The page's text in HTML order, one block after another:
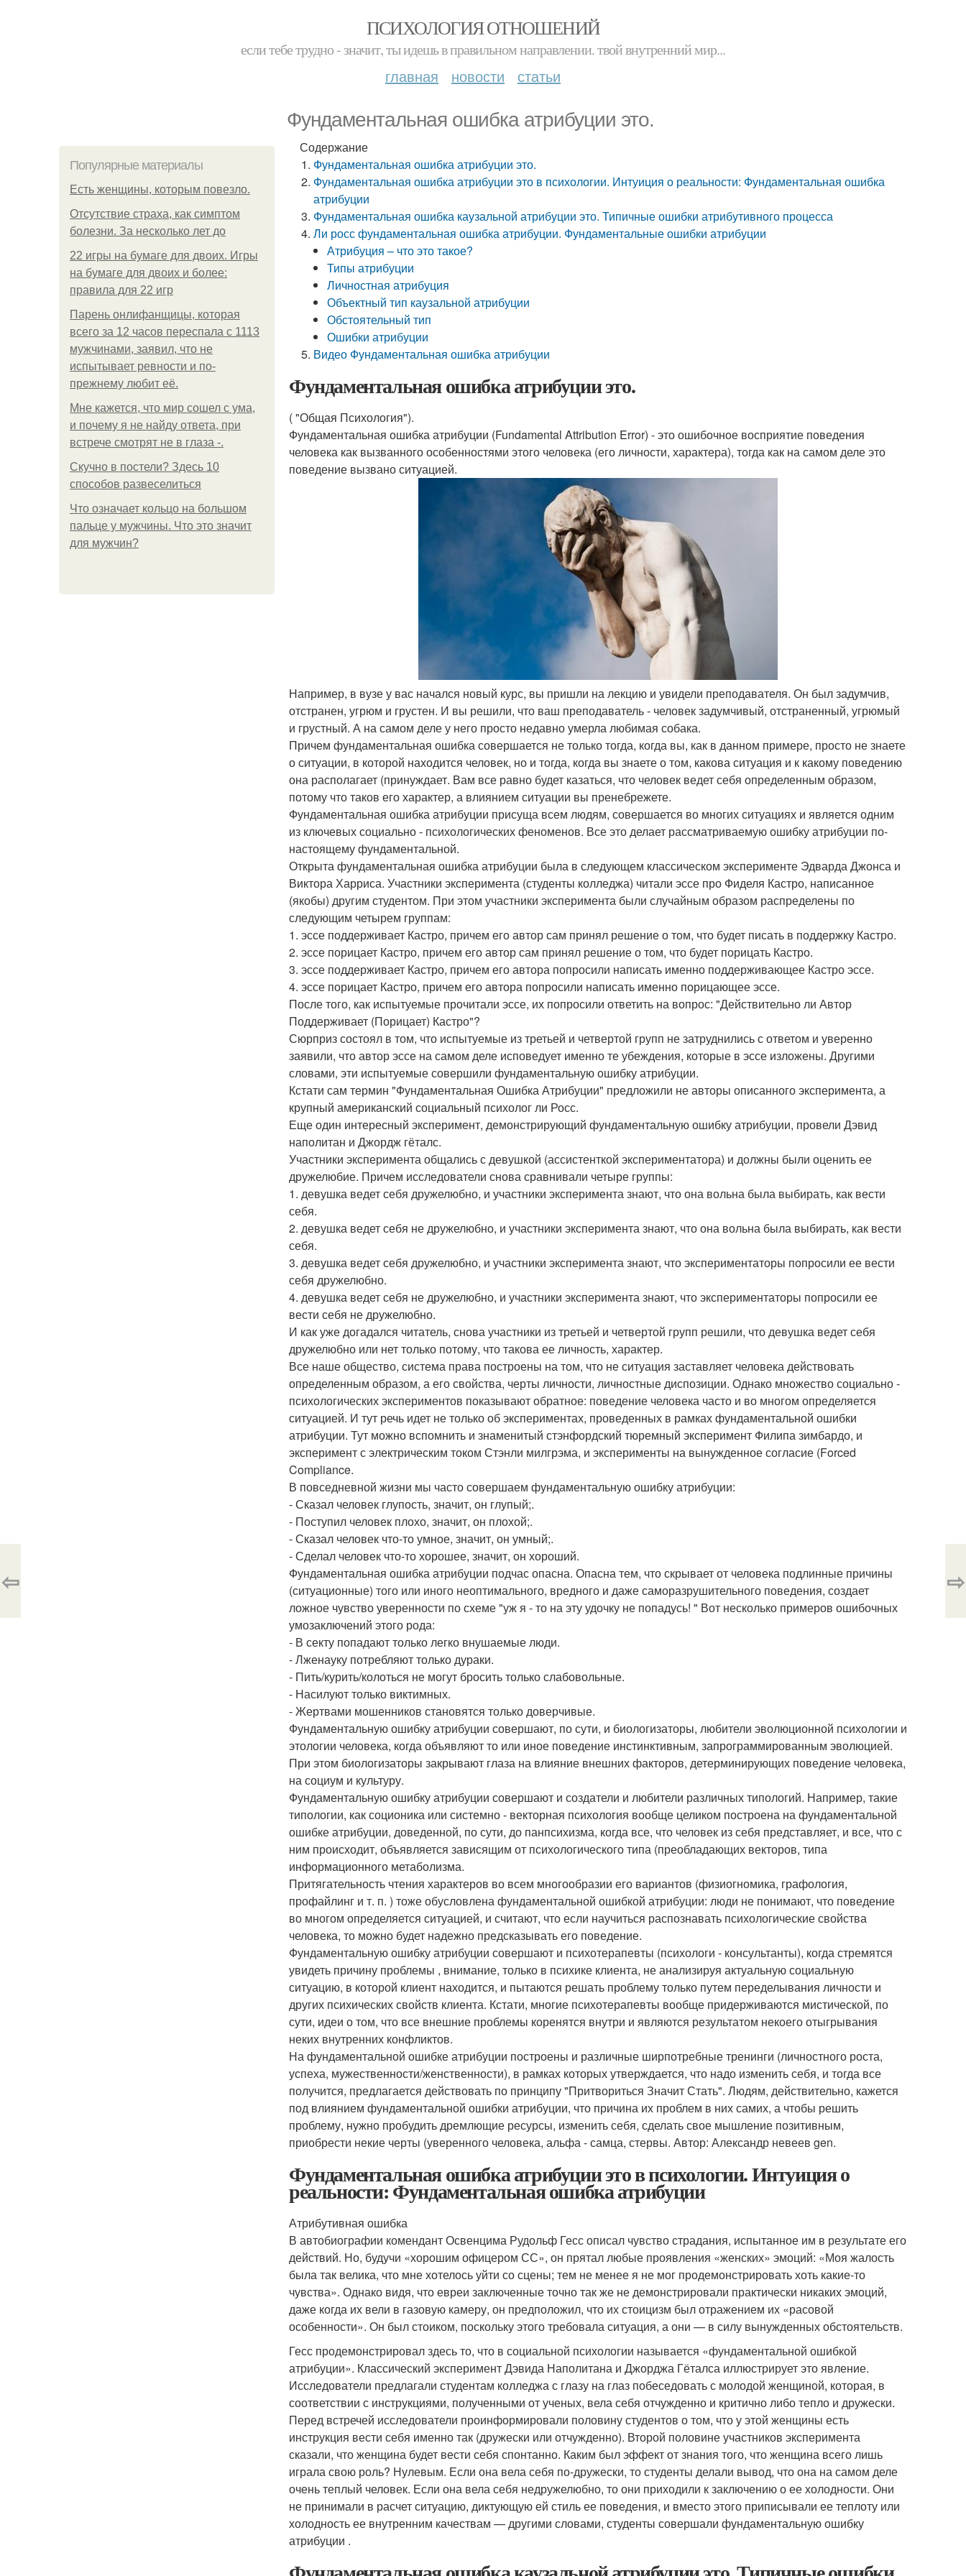
ПСИХОЛОГИЯ ОТНОШЕНИЙ
если тебе трудно - значит, ты идешь в правильном направлении. твой внутренний мир...
главная новости статьи
Фундаментальная ошибка атрибуции это.
Популярные материалы
Есть женщины, которым повезло.
Отсутствие страха, как симптом
болезни. За несколько лет до
22 игры на бумаге для двоих. Игры
на бумаге для двоих и более:
правила для 22 игр
Парень онлифанщицы, которая
всего за 12 часов переспала с 1113
мужчинами, заявил, что не
испытывает ревности и по-
прежнему любит её.
Мне кажется, что мир сошел с ума,
и почему я не найду ответа, при
встрече смотрят не в глаза -.
Скучно в постели? Здесь 10
способов развеселиться
Что означает кольцо на большом
пальце у мужчины. Что это значит
для мужчин?
Содержание
Фундаментальная ошибка атрибуции это.
Фундаментальная ошибка атрибуции это в психологии. Интуиция о реальности: Фундаментальная ошибка
атрибуции
Фундаментальная ошибка каузальной атрибуции это. Типичные ошибки атрибутивного процесса
Ли росс фундаментальная ошибка атрибуции. Фундаментальные ошибки атрибуции
Атрибуция – что это такое?
Типы атрибуции
Личностная атрибуция
Объектный тип каузальной атрибуции
Обстоятельный тип
Ошибки атрибуции
Видео Фундаментальная ошибка атрибуции
Фундаментальная ошибка атрибуции это.
( "Общая Психология").
Фундаментальная ошибка атрибуции (Fundamental Attribution Error) - это ошибочное восприятие поведения
человека как вызванного особенностями этого человека (его личности, характера), тогда как на самом деле это
поведение вызвано ситуацией.
Например, в вузе у вас начался новый курс, вы пришли на лекцию и увидели преподавателя. Он был задумчив,
отстранен, угрюм и грустен. И вы решили, что ваш преподаватель - человек задумчивый, отстраненный, угрюмый
и грустный. А на самом деле у него просто недавно умерла любимая собака.
Причем фундаментальная ошибка совершается не только тогда, когда вы, как в данном примере, просто не знаете
о ситуации, в которой находится человек, но и тогда, когда вы знаете о том, какова ситуация и к какому поведению
она располагает (принуждает. Вам все равно будет казаться, что человек ведет себя определенным образом,
потому что таков его характер, а влиянием ситуации вы пренебрежете.
Фундаментальная ошибка атрибуции присуща всем людям, совершается во многих ситуациях и является одним
из ключевых социально - психологических феноменов. Все это делает рассматриваемую ошибку атрибуции по-
настоящему фундаментальной.
Открыта фундаментальная ошибка атрибуции была в следующем классическом эксперименте Эдварда Джонса и
Виктора Харриса. Участники эксперимента (студенты колледжа) читали эссе про Фиделя Кастро, написанное
(якобы) другим студентом. При этом участники эксперимента были случайным образом распределены по
следующим четырем группам:
1. эссе поддерживает Кастро, причем его автор сам принял решение о том, что будет писать в поддержку Кастро.
2. эссе порицает Кастро, причем его автор сам принял решение о том, что будет порицать Кастро.
3. эссе поддерживает Кастро, причем его автора попросили написать именно поддерживающее Кастро эссе.
4. эссе порицает Кастро, причем его автора попросили написать именно порицающее эссе.
После того, как испытуемые прочитали эссе, их попросили ответить на вопрос: "Действительно ли Автор
Поддерживает (Порицает) Кастро"?
Сюрприз состоял в том, что испытуемые из третьей и четвертой групп не затруднились с ответом и уверенно
заявили, что автор эссе на самом деле исповедует именно те убеждения, которые в эссе изложены. Другими
словами, эти испытуемые совершили фундаментальную ошибку атрибуции.
Кстати сам термин "Фундаментальная Ошибка Атрибуции" предложили не авторы описанного эксперимента, а
крупный американский социальный психолог ли Росс.
Еще один интересный эксперимент, демонстрирующий фундаментальную ошибку атрибуции, провели Дэвид
наполитан и Джордж гёталс.
Участники эксперимента общались с девушкой (ассистенткой экспериментатора) и должны были оценить ее
дружелюбие. Причем исследователи снова сравнивали четыре группы:
1. девушка ведет себя дружелюбно, и участники эксперимента знают, что она вольна была выбирать, как вести
себя.
2. девушка ведет себя не дружелюбно, и участники эксперимента знают, что она вольна была выбирать, как вести
себя.
3. девушка ведет себя дружелюбно, и участники эксперимента знают, что экспериментаторы попросили ее вести
себя дружелюбно.
4. девушка ведет себя не дружелюбно, и участники эксперимента знают, что экспериментаторы попросили ее
вести себя не дружелюбно.
И как уже догадался читатель, снова участники из третьей и четвертой групп решили, что девушка ведет себя
дружелюбно или нет только потому, что такова ее личность, характер.
Все наше общество, система права построены на том, что не ситуация заставляет человека действовать
определенным образом, а его свойства, черты личности, личностные диспозиции. Однако множество социально -
психологических экспериментов показывают обратное: поведение человека часто и во многом определяется
ситуацией. И тут речь идет не только об экспериментах, проведенных в рамках фундаментальной ошибки
атрибуции. Тут можно вспомнить и знаменитый стэнфордский тюремный эксперимент Филипа зимбардо, и
эксперимент с электрическим током Стэнли милгрэма, и эксперименты на вынужденное согласие (Forced
Compliance.
В повседневной жизни мы часто совершаем фундаментальную ошибку атрибуции:
- Сказал человек глупость, значит, он глупый;.
- Поступил человек плохо, значит, он плохой;.
- Сказал человек что-то умное, значит, он умный;.
- Сделал человек что-то хорошее, значит, он хороший.
Фундаментальная ошибка атрибуции подчас опасна. Опасна тем, что скрывает от человека подлинные причины
(ситуационные) того или иного неоптимального, вредного и даже саморазрушительного поведения, создает
ложное чувство уверенности по схеме "уж я - то на эту удочку не попадусь! " Вот несколько примеров ошибочных
умозаключений этого рода:
- В секту попадают только легко внушаемые люди.
- Лженауку потребляют только дураки.
- Пить/курить/колоться не могут бросить только слабовольные.
- Насилуют только виктимных.
- Жертвами мошенников становятся только доверчивые.
Фундаментальную ошибку атрибуции совершают, по сути, и биологизаторы, любители эволюционной психологии и
этологии человека, когда объявляют то или иное поведение инстинктивным, запрограммированным эволюцией.
При этом биологизаторы закрывают глаза на влияние внешних факторов, детерминирующих поведение человека,
на социум и культуру.
Фундаментальную ошибку атрибуции совершают и создатели и любители различных типологий. Например, такие
типологии, как соционика или системно - векторная психология вообще целиком построена на фундаментальной
ошибке атрибуции, доведенной, по сути, до панпсихизма, когда все, что человек из себя представляет, и все, что с
ним происходит, объявляется зависящим от психологического типа (преобладающих векторов, типа
информационного метаболизма.
Притягательность чтения характеров во всем многообразии его вариантов (физиогномика, графология,
профайлинг и т. п. ) тоже обусловлена фундаментальной ошибкой атрибуции: люди не понимают, что поведение
во многом определяется ситуацией, и считают, что если научиться распознавать психологические свойства
человека, то можно будет надежно предсказывать его поведение.
Фундаментальную ошибку атрибуции совершают и психотерапевты (психологи - консультанты), когда стремятся
увидеть причину проблемы , внимание, только в психике клиента, не анализируя актуальную социальную
ситуацию, в которой клиент находится, и пытаются решать проблему только путем переделывания личности и
других психических свойств клиента. Кстати, многие психотерапевты вообще придерживаются мистической, по
сути, идеи о том, что все внешние проблемы коренятся внутри и являются результатом некоего отыгрывания
неких внутренних конфликтов.
На фундаментальной ошибке атрибуции построены и различные ширпотребные тренинги (личностного роста,
успеха, мужественности/женственности), в рамках которых утверждается, что надо изменить себя, и тогда все
получится, предлагается действовать по принципу "Притвориться Значит Стать". Людям, действительно, кажется
под влиянием фундаментальной ошибки атрибуции, что причина их проблем в них самих, а чтобы решить
проблему, нужно пробудить дремлющие ресурсы, изменить себя, сделать свое мышление позитивным,
приобрести некие черты (уверенного человека, альфа - самца, стервы. Автор: Александр невеев gen.
Фундаментальная ошибка атрибуции это в психологии. Интуиция о
реальности: Фундаментальная ошибка атрибуции
Атрибутивная ошибка
В автобиографии комендант Освенцима Рудольф Гесс описал чувство страдания, испытанное им в результате его
действий. Но, будучи «хорошим офицером СС», он прятал любые проявления «женских» эмоций: «Моя жалость
была так велика, что мне хотелось уйти со сцены; тем не менее я не мог продемонстрировать хоть какие-то
чувства». Однако видя, что евреи заключенные точно так же не демонстрировали практически никаких эмоций,
даже когда их вели в газовую камеру, он предположил, что их стоицизм был отражением их «расовой
особенности». Он был стоиком, поскольку этого требовала ситуация, а они — в силу вынужденных обстоятельств.
Гесс продемонстрировал здесь то, что в социальной психологии называется «фундаментальной ошибкой
атрибуции». Классический эксперимент Дэвида Наполитана и Джорджа Гёталса иллюстрирует это явление.
Исследователи предлагали студентам колледжа с глазу на глаз побеседовать с молодой женщиной, которая, в
соответствии с инструкциями, полученными от ученых, вела себя отчужденно и критично либо тепло и дружески.
Перед встречей исследователи проинформировали половину студентов о том, что у этой женщины есть
инструкция вести себя именно так (дружески или отчужденно). Второй половине участников эксперимента
сказали, что женщина будет вести себя спонтанно. Каким был эффект от знания того, что женщина всего лишь
играла свою роль? Нулевым. Если она вела себя по-дружески, то студенты делали вывод, что она на самом деле
очень теплый человек. Если она вела себя недружелюбно, то они приходили к заключению о ее холодности. Они
не принимали в расчет ситуацию, диктующую ей стиль ее поведения, и вместо этого приписывали ее теплоту или
холодность ее внутренним качествам — другими словами, студенты совершали фундаментальную ошибку
атрибуции .
⇦ ⇨